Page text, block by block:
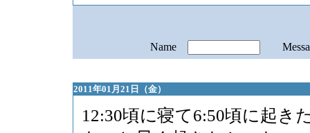
Name
2011年01月21日（金）
12:30頃に寝て6:50頃に起き